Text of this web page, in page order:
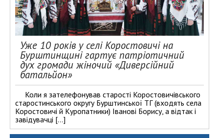
Уже 10 років у селі Коростовичі на
Бурштинщині гартує патріотичний
дух громади жіночий «Диверсійний
батальйон»
Коли я зателефонував старості Коростовичівського
старостинського округу Бурштинської ТГ (входять села
Коростовичі й Куропатники) Іванові Борису, а відтак і
завідувачці […]